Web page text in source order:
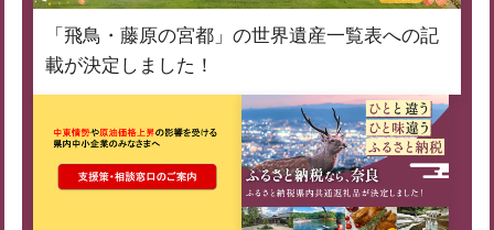
「飛鳥・藤原の宮都」の世界遺産一覧表への記
載が決定しました！